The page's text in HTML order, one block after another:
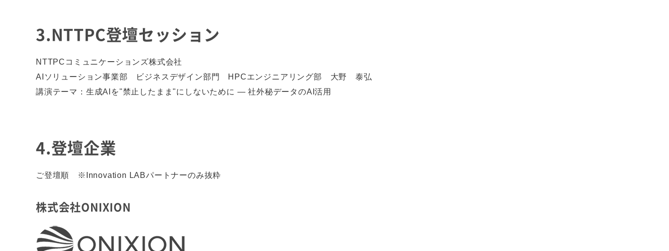
3.NTTPC登壇セッション
NTTPCコミュニケーションズ株式会社
AIソリューション事業部 ビジネスデザイン部門 HPCエンジニアリング部 大野 泰弘
講演テーマ：生成AIを"禁止したまま"にしないために ― 社外秘データのAI活用
4.登壇企業
ご登壇順 ※Innovation LABパートナーのみ抜粋
株式会社ONIXION